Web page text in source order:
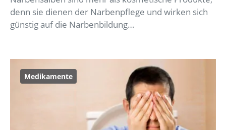
denn sie dienen der Narbenpflege und wirken sich
günstig auf die Narbenbildung…
Medikamente